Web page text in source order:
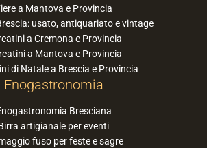
a Mantova e Provincia
usato, antiquariato e vintage
a Cremona e Provincia
a Mantova e Provincia
di Natale a Brescia e Provincia
Enogastronomia
Bresciana
artigianale per eventi
fuso per feste e sagre